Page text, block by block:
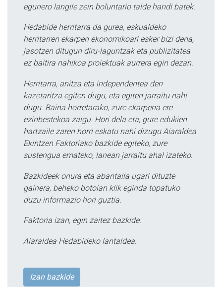
egunero langile zein boluntario talde handi batek.
Hedabide herritarra da gurea, eskualdeko
herritarren ekarpen ekonomikoari esker bizi dena,
jasotzen ditugun diru-laguntzak eta publizitatea
ez baitira nahikoa proiektuak aurrera egin dezan.
Herritarra, anitza eta independentea den
kazetaritza egiten dugu, eta egiten jarraitu nahi
dugu. Baina horretarako, zure ekarpena ere
ezinbestekoa zaigu. Hori dela eta, gure edukien
hartzaile zaren horri eskatu nahi dizugu Aiaraldea
Ekintzen Faktoriako bazkide egiteko, zure
sustengua emateko, lanean jarraitu ahal izateko.
Bazkideek onura eta abantaila ugari dituzte
gainera, beheko botoian klik eginda topatuko
duzu informazio hori guztia.
Faktoria izan, egin zaitez bazkide.
Aiaraldea Hedabideko lantaldea.
Izan bazkide